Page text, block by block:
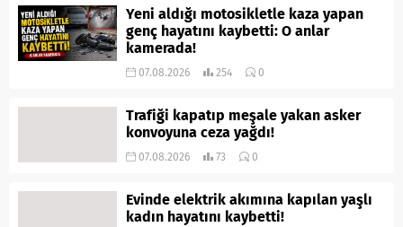
Yeni aldığı motosikletle kaza yapan
genç hayatını kaybetti: O anlar
kamerada!
07.08.2026 254 0
Trafiği kapatıp meşale yakan asker
konvoyuna ceza yağdı!
07.08.2026 73 0
Evinde elektrik akımına kapılan yaşlı
kadın hayatını kaybetti!